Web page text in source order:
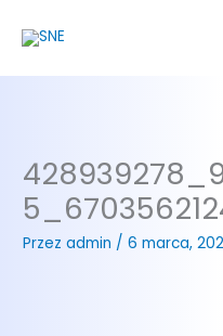
Przezadmin /6 marca,